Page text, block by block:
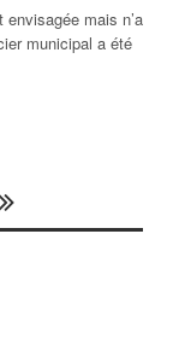
mais n’a
municipal a été